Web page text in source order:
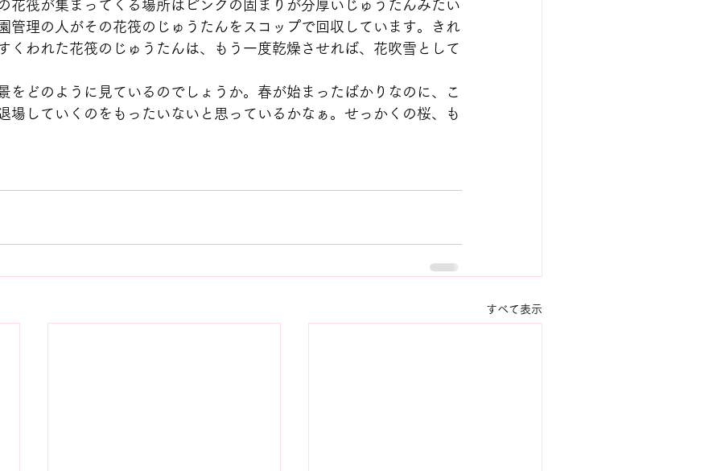
筏が集まってくる場所はピンクの固まりが分厚いじゅうたんみたい
管理の人がその花筏のじゅうたんをスコップで回収しています。きれ
くわれた花筏のじゅうたんは、もう一度乾燥させれば、花吹雪として
どのように見ているのでしょうか。春が始まったばかりなのに、こ
場していくのをもったいないと思っているかなぁ。せっかくの桜、も
すべて表示